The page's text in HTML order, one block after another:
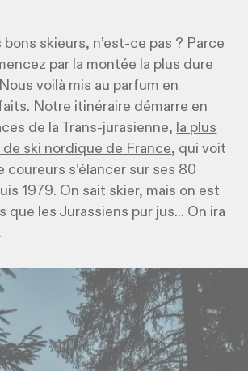
bons skieurs, n’est-ce pas ? Parce
par la montée la plus dure
voilà mis au parfum en
Notre itinéraire démarre en
de la Trans-jurasienne, la plus
ski nordique de France, qui voit
coureurs s’élancer sur ses 80
1979. On sait skier, mais on est
que les Jurassiens pur jus... On ira